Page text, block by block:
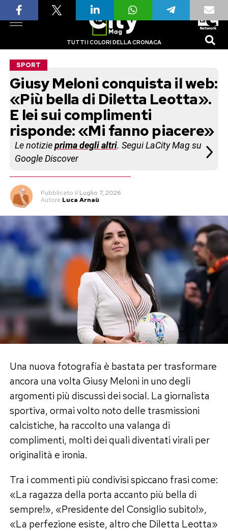
TUTTI I COLORI DELLA CRONACA
SPORT
Giusy Meloni conquista il web:
«Più bella di Diletta Leotta».
E lei sui complimenti
risponde: «Mi fanno piacere»
Le notizieprima degli altri. Segui LaCity Mag su
Google Discover
Pubblicato il Luglio 7, 2026
Autore Luca Arnaù
Una nuova fotografia è bastata per trasformare
ancora una volta Giusy Meloni in uno degli
argomenti più discussi dei social. La giornalista
sportiva, ormai volto noto delle trasmissioni
calcistiche, ha raccolto una valanga di
complimenti, molti dei quali diventati virali per
originalità e ironia.
Tra i commenti più condivisi spiccano frasi come:
«La ragazza della porta accanto più bella di
sempre!», «Presidente del Consiglio subito!»,
«La perfezione esiste, altro che Diletta Leotta»